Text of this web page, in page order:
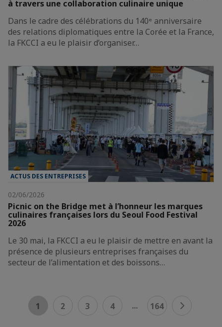
à travers une collaboration culinaire unique
Dans le cadre des célébrations du 140ᵉ anniversaire
des relations diplomatiques entre la Corée et la France,
la FKCCI a eu le plaisir d’organiser…
ACTUS DES ENTREPRISES
02/06/2026
Picnic on the Bridge met à l’honneur les marques
culinaires françaises lors du Seoul Food Festival
2026
Le 30 mai, la FKCCI a eu le plaisir de mettre en avant la
présence de plusieurs entreprises françaises du
secteur de l’alimentation et des boissons…
1 2 3 4 ... 164